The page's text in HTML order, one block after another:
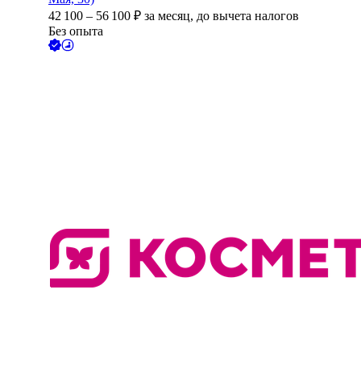
42 100 – 56 100 ₽ за месяц, до вычета налогов
Без опыта